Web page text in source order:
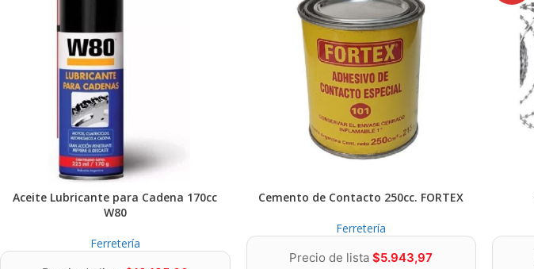
Aceite Lubricante para Cadena 170cc
W80
Ferretería
Cemento de Contacto 250cc. FORTEX
Ferretería
Precio de lista$5.943,97